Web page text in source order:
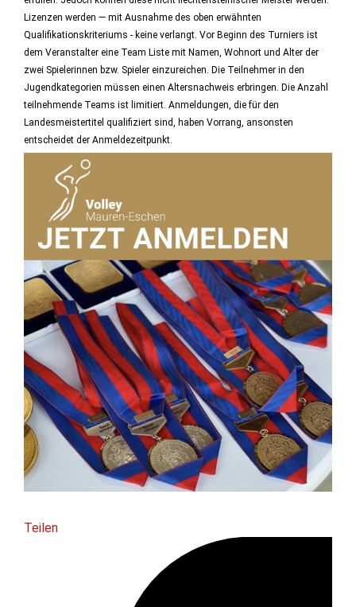
Lizenzen werden — mit Ausnahme des oben erwähnten
Qualifikationskriteriums - keine verlangt. Vor Beginn des Turniers ist
dem Veranstalter eine Team Liste mit Namen, Wohnort und Alter der
zwei Spielerinnen bzw. Spieler einzureichen. Die Teilnehmer in den
Jugendkategorien müssen einen Altersnachweis erbringen. Die Anzahl
teilnehmende Teams ist limitiert. Anmeldungen, die für den
Landesmeistertitel qualifiziert sind, haben Vorrang, ansonsten
entscheidet der Anmeldezeitpunkt.
Teilen